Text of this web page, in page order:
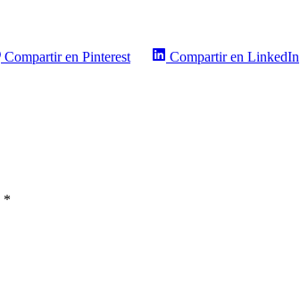
Compartir en Pinterest Compartir en LinkedIn
*